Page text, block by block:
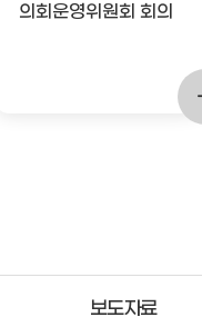
의회운영위원회 회의
보도자료